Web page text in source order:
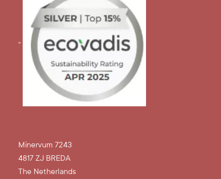
"
Minervum 7243
4817 ZJ BREDA
The Netherlands